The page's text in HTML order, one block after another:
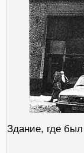
Здание, где